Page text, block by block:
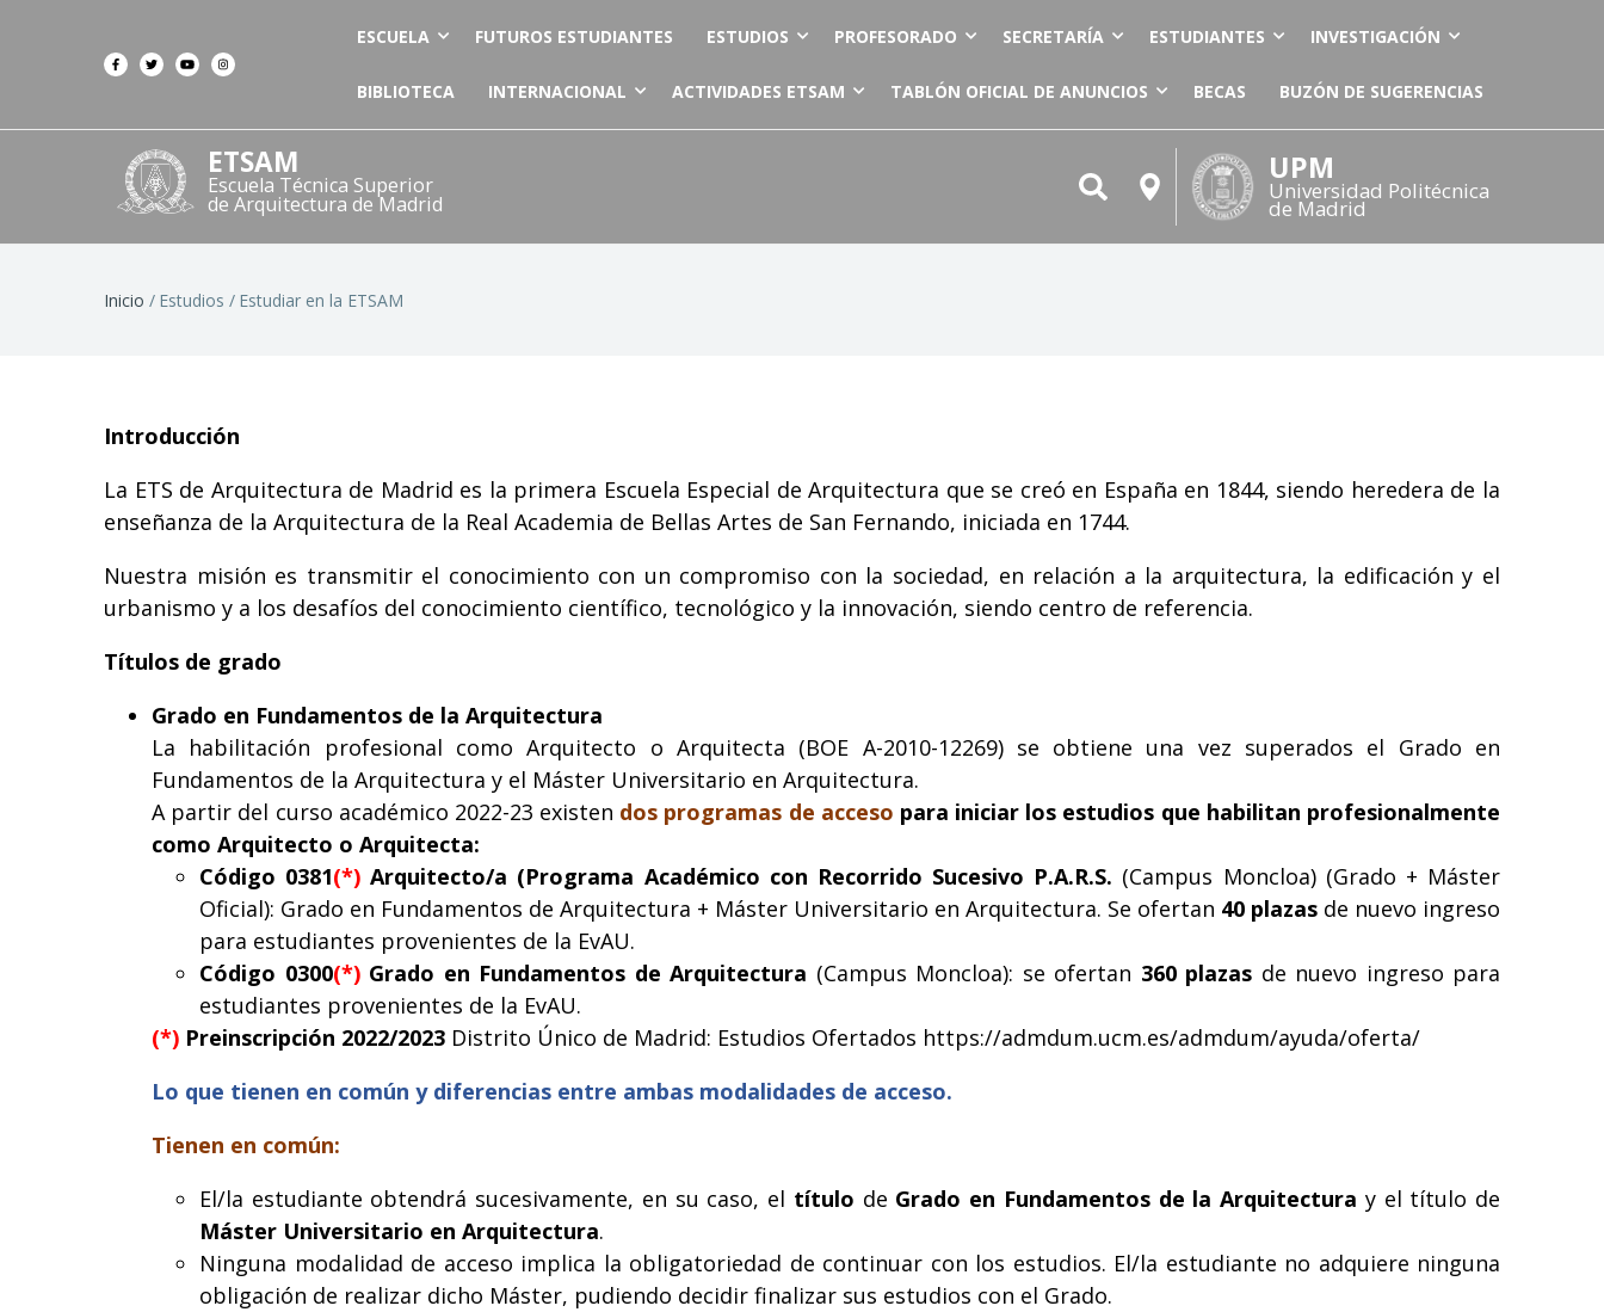
ESCUELA FUTUROS ESTUDIANTES ESTUDIOS PROFESORADO SECRETARÍA ESTUDIANTES INVESTIGACIÓN
BIBLIOTECA INTERNACIONAL ACTIVIDADES ETSAM TABLÓN OFICIAL DE ANUNCIOS BECAS BUZÓN DE SUGERENCIAS
ETSAM
Escuela Técnica Superior
de Arquitectura de Madrid
UPM
Universidad Politécnica
de Madrid
Ruta
Inicio Estudios Estudiar en la ETSAM
Introducción
La ETS de Arquitectura de Madrid es la primera Escuela Especial de Arquitectura que se creó en España en 1844, siendo heredera de la
enseñanza de la Arquitectura de la Real Academia de Bellas Artes de San Fernando, iniciada en 1744.
Nuestra misión es transmitir el conocimiento con un compromiso con la sociedad, en relación a la arquitectura, la edificación y el
urbanismo y a los desafíos del conocimiento científico, tecnológico y la innovación, siendo centro de referencia.
Títulos de grado
Grado en Fundamentos de la Arquitectura
La habilitación profesional como Arquitecto o Arquitecta (BOE A-2010-12269) se obtiene una vez superados el Grado en
Fundamentos de la Arquitectura y el Máster Universitario en Arquitectura.
A partir del curso académico 2022-23 existen dos programas de acceso para iniciar los estudios que habilitan profesionalmente
como Arquitecto o Arquitecta:
Código 0381(*) Arquitecto/a (Programa Académico con Recorrido Sucesivo P.A.R.S. (Campus Moncloa) (Grado + Máster
Oficial): Grado en Fundamentos de Arquitectura + Máster Universitario en Arquitectura. Se ofertan 40 plazas de nuevo ingreso
para estudiantes provenientes de la EvAU.
Código 0300(*)Grado en Fundamentos de Arquitectura (Campus Moncloa): se ofertan 360 plazas de nuevo ingreso para
estudiantes provenientes de la EvAU.
(*) Preinscripción 2022/2023 Distrito Único de Madrid: Estudios Ofertados https://admdum.ucm.es/admdum/ayuda/oferta/
Lo que tienen en común y diferencias entre ambas modalidades de acceso.
Tienen en común:
El/la estudiante obtendrá sucesivamente, en su caso, el título de Grado en Fundamentos de la Arquitectura y el título de
Máster Universitario en Arquitectura.
Ninguna modalidad de acceso implica la obligatoriedad de continuar con los estudios. El/la estudiante no adquiere ninguna
obligación de realizar dicho Máster, pudiendo decidir finalizar sus estudios con el Grado.